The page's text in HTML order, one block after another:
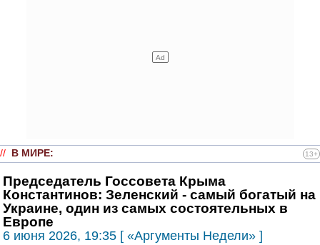
// В МИРЕ: 13+
Председатель Госсовета Крыма
Константинов: Зеленский - самый богатый на
Украине, один из самых состоятельных в
Европе
6 июня 2026, 19:35 [ «Аргументы Недели» ]